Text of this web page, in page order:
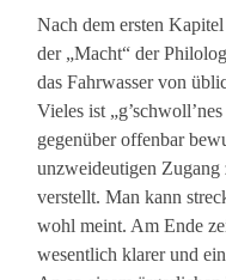
Nach dem ersten
der „Macht“ der
das Fahrwasser von
Vieles ist
gegenüber offenbar
unzweideutigen Zugang
verstellt. Man kann
wohl meint. Am Ende
wesentlich klarer und